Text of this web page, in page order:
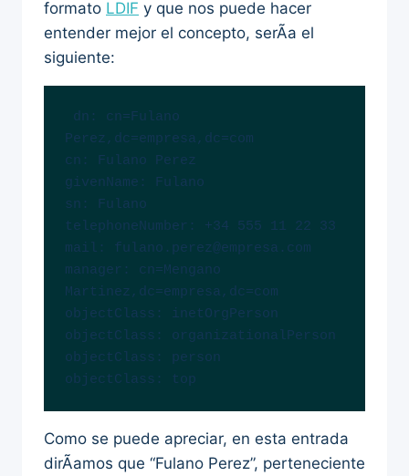
formato LDIF y que nos puede hacer
entender mejor el concepto, serÃ­a el
siguiente:
Perez,dc=empresa,dc=com
cn: Fulano Perez
givenName: Fulano
sn: Fulano
telephoneNumber: +34 555 11 22 33
mail: fulano.perez@empresa.com
manager: cn=Mengano
Martinez,dc=empresa,dc=com
objectClass: inetOrgPerson
objectClass: organizationalPerson
objectClass: person
objectClass: top
Como se puede apreciar, en esta entrada
dirÃ­amos que “Fulano Perez”, perteneciente